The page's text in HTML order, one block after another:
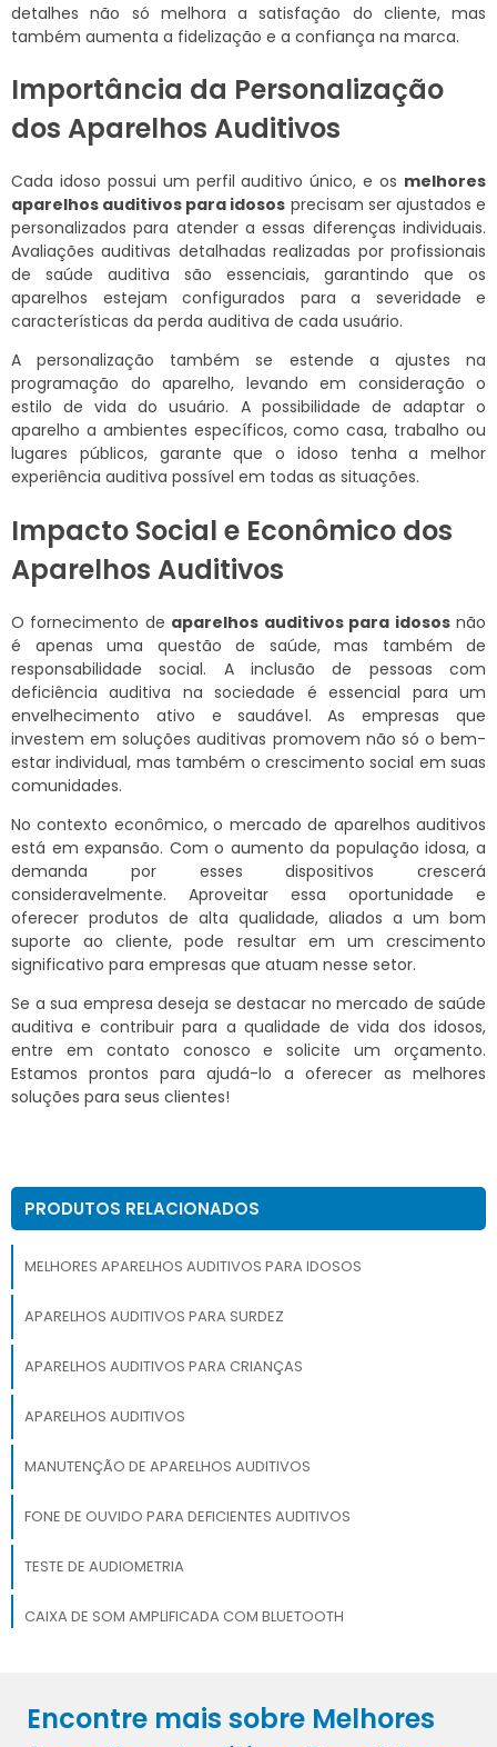
detalhes não só melhora a satisfação do cliente, mas
também aumenta a fidelização e a confiança na marca.
Importância da Personalização
dos Aparelhos Auditivos
Cada idoso possui um perfil auditivo único, e os melhores
aparelhos auditivos para idosos precisam ser ajustados e
personalizados para atender a essas diferenças individuais.
Avaliações auditivas detalhadas realizadas por profissionais
de saúde auditiva são essenciais, garantindo que os
aparelhos estejam configurados para a severidade e
características da perda auditiva de cada usuário.
A personalização também se estende a ajustes na
programação do aparelho, levando em consideração o
estilo de vida do usuário. A possibilidade de adaptar o
aparelho a ambientes específicos, como casa, trabalho ou
lugares públicos, garante que o idoso tenha a melhor
experiência auditiva possível em todas as situações.
Impacto Social e Econômico dos
Aparelhos Auditivos
O fornecimento de aparelhos auditivos para idososnão
é apenas uma questão de saúde, mas também de
responsabilidade social. A inclusão de pessoas com
deficiência auditiva na sociedade é essencial para um
envelhecimento ativo e saudável. As empresas que
investem em soluções auditivas promovem não só o bem-
estar individual, mas também o crescimento social em suas
comunidades.
No contexto econômico, o mercado de aparelhos auditivos
está em expansão. Com o aumento da população idosa, a
demanda por esses dispositivos crescerá
consideravelmente. Aproveitar essa oportunidade e
oferecer produtos de alta qualidade, aliados a um bom
suporte ao cliente, pode resultar em um crescimento
significativo para empresas que atuam nesse setor.
Se a sua empresa deseja se destacar no mercado de saúde
auditiva e contribuir para a qualidade de vida dos idosos,
entre em contato conosco e solicite um orçamento.
Estamos prontos para ajudá-lo a oferecer as melhores
soluções para seus clientes!
PRODUTOS RELACIONADOS
MELHORES APARELHOS AUDITIVOS PARA IDOSOS
APARELHOS AUDITIVOS PARA SURDEZ
APARELHOS AUDITIVOS PARA CRIANÇAS
APARELHOS AUDITIVOS
MANUTENÇÃO DE APARELHOS AUDITIVOS
FONE DE OUVIDO PARA DEFICIENTES AUDITIVOS
TESTE DE AUDIOMETRIA
CAIXA DE SOM AMPLIFICADA COM BLUETOOTH
COMPRAR CAIXA DE SOM AMPLIFICADA
Encontre mais sobre Melhores